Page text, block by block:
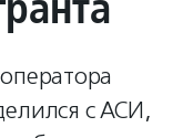
с АСИ,